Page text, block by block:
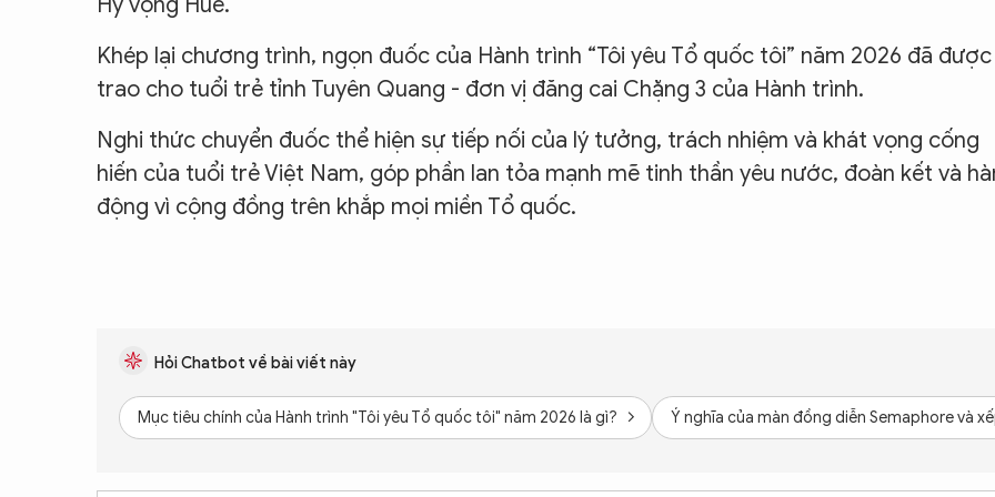
Khép lại chương trình, ngọn đuốc của Hành trình “Tôi yêu Tổ quốc tôi” năm 2026 đã được
trao cho tuổi trẻ tỉnh Tuyên Quang - đơn vị đăng cai Chặng 3 của Hành trình.
Nghi thức chuyển đuốc thể hiện sự tiếp nối của lý tưởng, trách nhiệm và khát vọng cống
hiến của tuổi trẻ Việt Nam, góp phần lan tỏa mạnh mẽ tinh thần yêu nước, đoàn kết và
động vì cộng đồng trên khắp mọi miền Tổ quốc.
Hỏi Chatbot về bài viết này
Mục tiêu chính của Hành trình "Tôi yêu Tổ quốc tôi" năm 2026 là gì? Ý nghĩa của màn đồng diễn Semaphore và